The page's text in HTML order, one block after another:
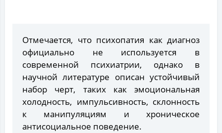
Отмечается, что психопатия как диагноз
официально не используется в
современной психиатрии, однако в
научной литературе описан устойчивый
набор черт, таких как эмоциональная
холодность, импульсивность, склонность
к манипуляциям и хроническое
антисоциальное поведение.